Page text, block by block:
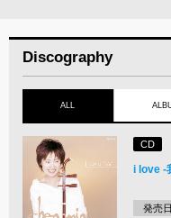
Discography
ALL
CD
i love -
発売日